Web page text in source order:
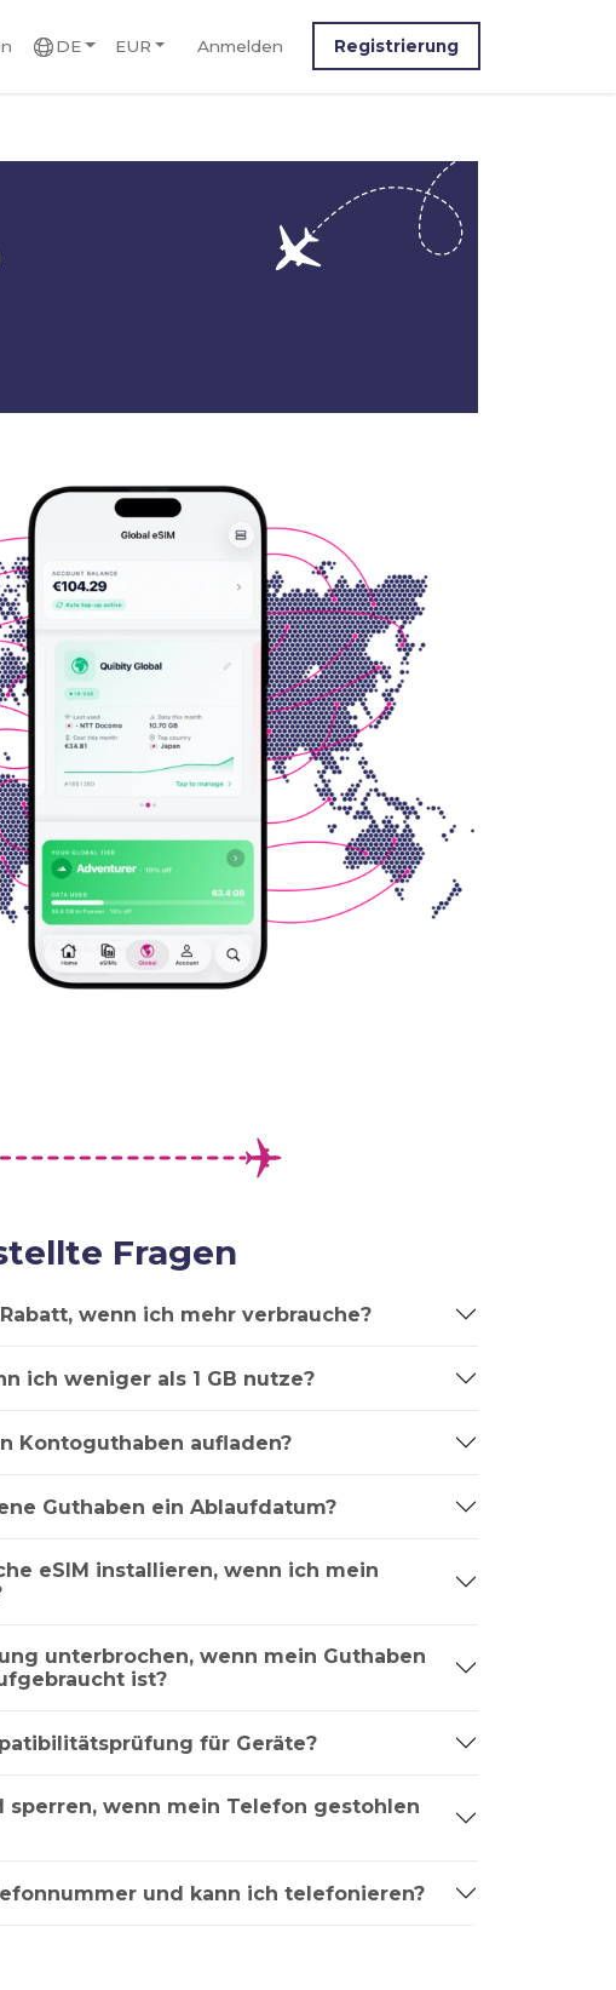
DE EUR Anmelden Registrierung
Fragen
wenn ich mehr verbrauche?
ich weniger als 1 GB nutze?
Kontoguthaben aufladen?
Guthaben ein Ablaufdatum?
eSIM installieren, wenn ich mein
unterbrochen, wenn mein Guthaben
ist?
für Geräte?
sperren, wenn mein Telefon gestohlen
und kann ich telefonieren?